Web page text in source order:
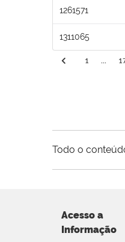
1261571
1311065
1
Todo o
Acesso a
Informação